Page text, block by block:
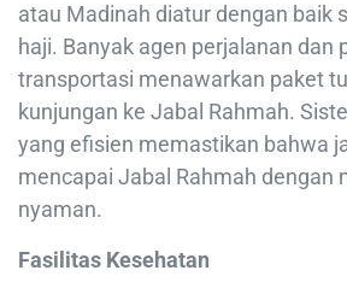
atau Madinah diatur dengan baik
haji. Banyak agen perjalanan dan
transportasi menawarkan paket
kunjungan ke Jabal Rahmah.
yang efisien memastikan bahwa
mencapai Jabal Rahmah dengan
nyaman.
Fasilitas Kesehatan